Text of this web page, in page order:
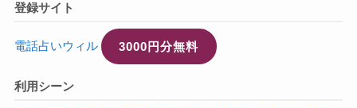
登録サイト
電話占いウィル 3000円分無料
利用シーン